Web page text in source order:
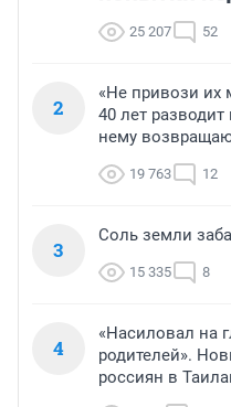
25 207 52
2
«Не привози их
40 лет разводит
нему
19 763 12
3
Соль земли
15 335 8
4
«Насиловал на
родителей».
россиян в